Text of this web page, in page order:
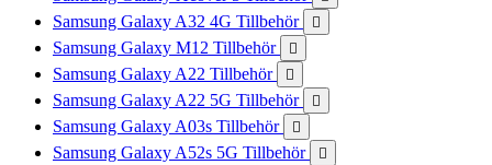
Samsung Galaxy A32 4G Tillbehör 
Samsung Galaxy M12 Tillbehör 
Samsung Galaxy A22 Tillbehör 
Samsung Galaxy A22 5G Tillbehör 
Samsung Galaxy A03s Tillbehör 
Samsung Galaxy A52s 5G Tillbehör 